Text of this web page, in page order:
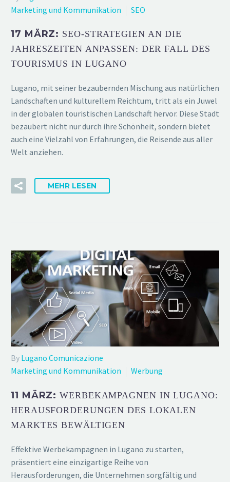
Marketing und Kommunikation
SEO
17 MÄRZ: SEO-STRATEGIEN AN DIE
JAHRESZEITEN ANPASSEN: DER FALL DES
TOURISMUS IN LUGANO
Lugano, mit seiner bezaubernden Mischung aus natürlichen
Landschaften und kulturellem Reichtum, tritt als ein Juwel
in der globalen touristischen Landschaft hervor. Diese Stadt
bezaubert nicht nur durch ihre Schönheit, sondern bietet
auch eine Vielzahl von Erfahrungen, die Reisende aus aller
Welt anziehen.
MEHR LESEN
By Lugano Comunicazione
Marketing und Kommunikation
Werbung
11 MÄRZ:WERBEKAMPAGNEN IN LUGANO:
HERAUSFORDERUNGEN DES LOKALEN
MARKTES BEWÄLTIGEN
Effektive Werbekampagnen in Lugano zu starten,
präsentiert eine einzigartige Reihe von
Herausforderungen, die Unternehmen sorgfältig und